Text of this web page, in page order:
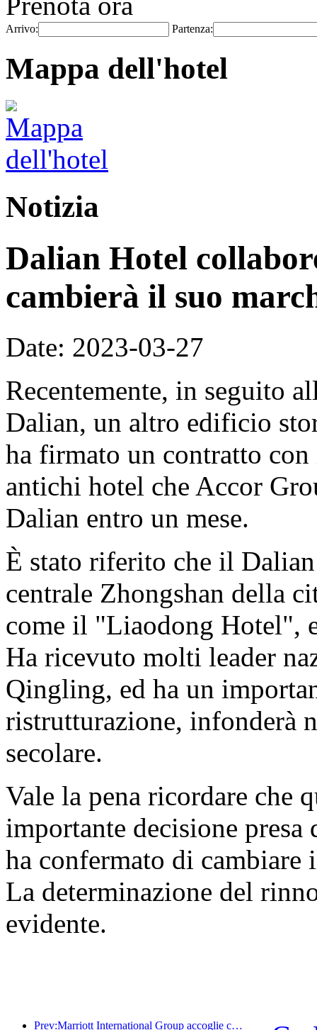
Arrivo: Partenza:
Mappa dell'hotel
Notizia
Dalian Hotel
cambierà il suo
Date: 2023-03-27
Recentemente, in seguito
Dalian, un altro edificio
ha firmato un contratto
antichi hotel che Accor
Dalian entro un mese.
È stato riferito che il
centrale Zhongshan della
come il "Liaodong Hotel",
Ha ricevuto molti leader
Qingling, ed ha un
ristrutturazione, infonderà
secolare.
Vale la pena ricordare che
importante decisione
ha confermato di
La determinazione del
evidente.
Prev:Marriott International Group accoglie con favore la pietra miliare di apertura del 1000° hotel nella regione Asia-Pacifico